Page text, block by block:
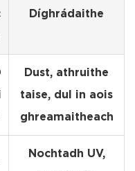
Díghrádaithe
Dust, athruithe
taise, dul in aois
ghreamaitheach
Nochtadh UV,